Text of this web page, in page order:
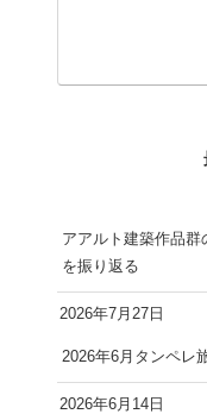
アアルト建築作品
を振り返る
2026年7月27日
2026年6月タンペレ
2026年6月14日